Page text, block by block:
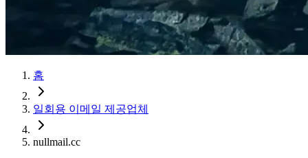
홈
일회용 이메일 제공업체
nullmail.cc